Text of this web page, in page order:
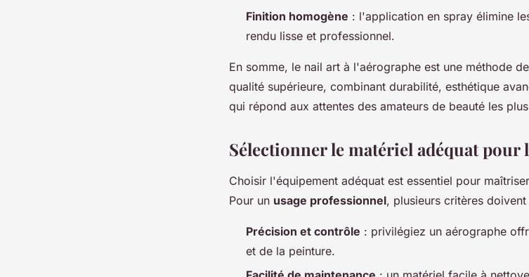
Finition homogène : l'application en spray élimine
rendu lisse et professionnel.
En somme, le nail art à l'aérographe est une méthode
qualité supérieure, combinant durabilité, esthétique
qui répond aux attentes des amateurs de beauté les
Sélectionner le matériel adéquat pour
Choisir l'équipement adéquat est essentiel pour
Pour un usage professionnel, plusieurs critères
Précision et contrôle : privilégiez un aérographe
et de la peinture.